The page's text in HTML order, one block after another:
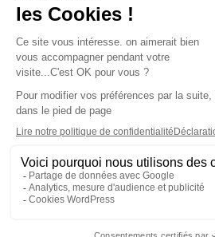
olympique-et-lyonnais.com
L'application Iphone /
Téléchargez
Les cookies
Gestion des cookies
Crédit photos : ©Sud Radio /